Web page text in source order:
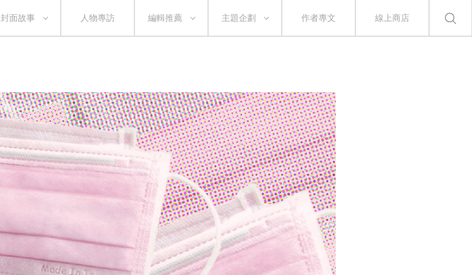
封面故事 人物專訪 編輯推薦 主題企劃 作者專文 線上商店